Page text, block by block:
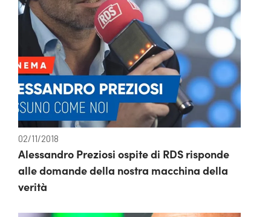
02/11/2018
Alessandro Preziosi ospite di RDS risponde
alle domande della nostra macchina della
verità